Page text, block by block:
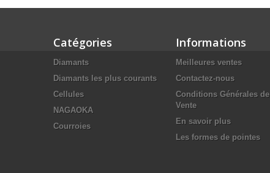
Catégories
Diamants
Diamants les plus courants
Cellules
NAGAOKA
Courroies
Informations
Meilleures ventes
Contactez-nous
Conditions Générales de
Vente
En savoir plus
Les formes de pointes